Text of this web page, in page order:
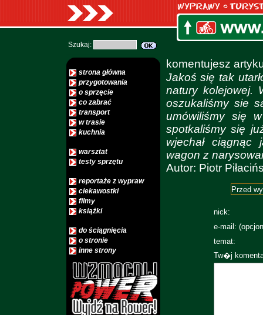
Szukaj:
strona główna
przygotowania
o sprzęcie
co zabrać
transport
w trasie
kuchnia
warsztat
testy sprzętu
reportaże z wypraw
ciekawostki
filmy
książki
do ściągnięcia
o stronie
inne strony
komentujesz
Jakoś się tak
natury kolejowej.
oszukaliśmy sie
umówiliśmy się
spotkaliśmy się
wjechał
wagon z
Autor: Piotr
Przed
nick:
e-mail:
temat:
Tw�j